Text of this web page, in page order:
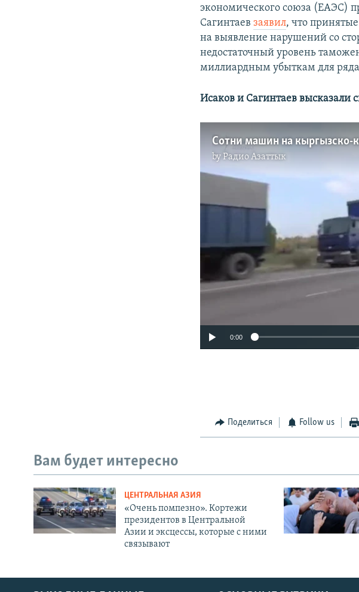
экономического союза (ЕАЭС)
Сагинтаевзаявил, что
на выявление нарушений со
недостаточный уровень
миллиардным убыткам для
Исаков и Сагинтаев высказали
Сотни машин на кыргызско-
byРадио Азаттык
No
0:00
Поделиться Follow us
Вам будет интересно
ЦЕНТРАЛЬНАЯ АЗИЯ
«Очень помпезно». Кортежи
президентов в Центральной
Азии и эксцессы, которые с ними
связывают